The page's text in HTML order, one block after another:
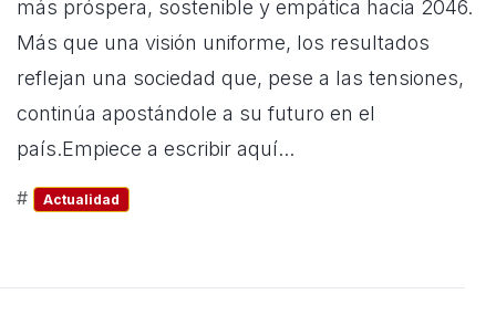
más próspera, sostenible y empática hacia 2046.
Más que una visión uniforme, los resultados
reflejan una sociedad que, pese a las tensiones,
continúa apostándole a su futuro en el
país.Empiece a escribir aquí...
# Actualidad